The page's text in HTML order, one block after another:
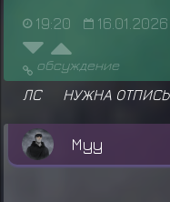
19:20 16.01.2026
обсуждение
ЛС НУЖНА ОТПИСЬ
Муу